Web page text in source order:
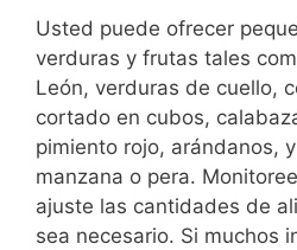
Usted puede ofrecer
verduras y frutas tales
León, verduras de cuello,
cortado en cubos,
pimiento rojo, arándanos,
manzana o pera.
ajuste las cantidades de
sea necesario. Si muchos